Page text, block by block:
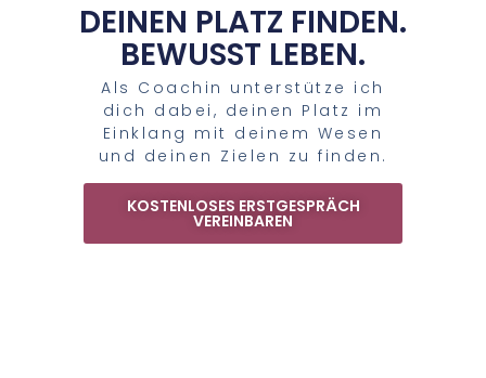
DEINEN PLATZ FINDEN.
BEWUSST LEBEN.
Als Coachin unterstütze ich
dich dabei, deinen Platz im
Einklang mit deinem Wesen
und deinen Zielen zu finden.
KOSTENLOSES ERSTGESPRÄCH
VEREINBAREN